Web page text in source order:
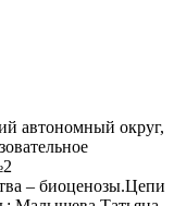
автономный округ,
– биоценозы.Цепи